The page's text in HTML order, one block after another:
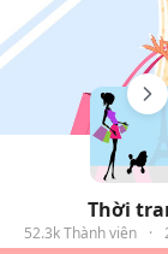
Thời
52.3k Thành viên ·